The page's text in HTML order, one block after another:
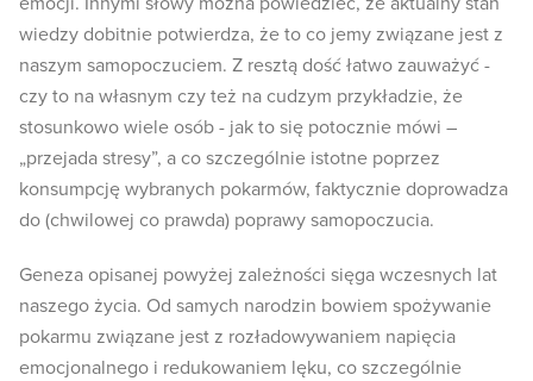
wiedzy dobitnie potwierdza, że to co jemy związane jest z
naszym samopoczuciem. Z resztą dość łatwo zauważyć -
czy to na własnym czy też na cudzym przykładzie, że
stosunkowo wiele osób - jak to się potocznie mówi –
„przejada stresy”, a co szczególnie istotne poprzez
konsumpcję wybranych pokarmów, faktycznie doprowadza
do (chwilowej co prawda) poprawy samopoczucia.
Geneza opisanej powyżej zależności sięga wczesnych lat
naszego życia. Od samych narodzin bowiem spożywanie
pokarmu związane jest z rozładowywaniem napięcia
emocjonalnego i redukowaniem lęku, co szczególnie